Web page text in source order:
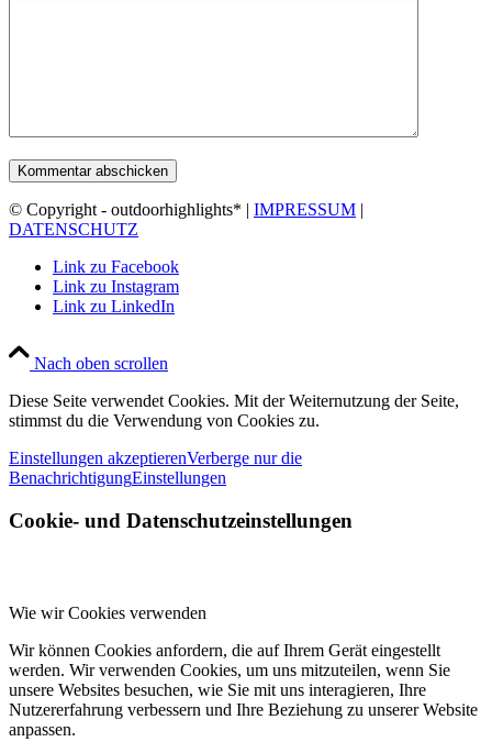
© Copyright - outdoorhighlights* | IMPRESSUM |
DATENSCHUTZ
Link zu Facebook
Link zu Instagram
Link zu LinkedIn
Nach oben scrollen
Diese Seite verwendet Cookies. Mit der Weiternutzung der Seite,
stimmst du die Verwendung von Cookies zu.
Einstellungen akzeptierenVerberge nur die
BenachrichtigungEinstellungen
Cookie- und Datenschutzeinstellungen
Wie wir Cookies verwenden
Wir können Cookies anfordern, die auf Ihrem Gerät eingestellt
werden. Wir verwenden Cookies, um uns mitzuteilen, wenn Sie
unsere Websites besuchen, wie Sie mit uns interagieren, Ihre
Nutzererfahrung verbessern und Ihre Beziehung zu unserer Website
anpassen.